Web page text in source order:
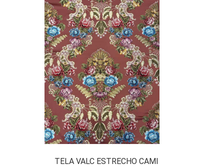
TELA VALC ESTRECHO CAMI